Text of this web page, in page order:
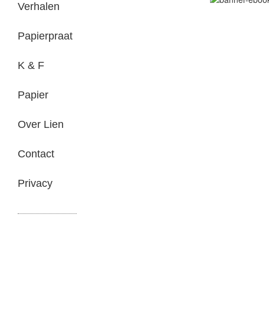
Verhalen
Papierpraat
K & F
Papier
Over Lien
Contact
Privacy